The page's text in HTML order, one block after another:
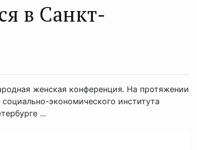
в Санкт-
женская конференция. На протяжении
экономического института
...